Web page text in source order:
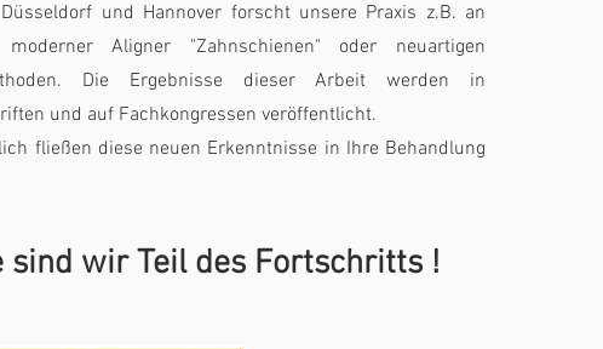
und Hannover forscht unsere Praxis z.B. an
moderner Aligner "Zahnschienen" oder neuartigen
Die Ergebnisse dieser Arbeit werden in
und auf Fachkongressen veröffentlicht.
fließen diese neuen Erkenntnisse in Ihre Behandlung
sind wir Teil des Fortschritts !